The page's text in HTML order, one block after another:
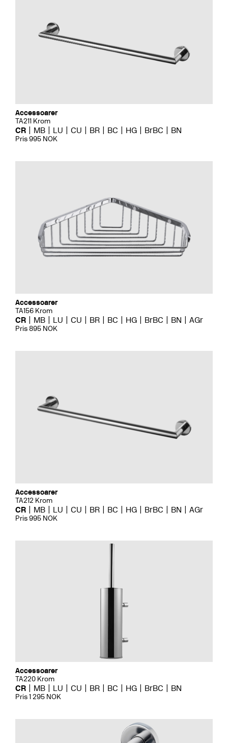
Accessoarer
TA211 Krom
CR MB LU CU BR BC HG BrBC BN
Pris 995 NOK
Accessoarer
TA156 Krom
CR MB LU CU BR BC HG BrBC BN AGr
Pris 895 NOK
Accessoarer
TA212 Krom
CR MB LU CU BR BC HG BrBC BN AGr
Pris 995 NOK
Accessoarer
TA220 Krom
CR MB LU CU BR BC HG BrBC BN
Pris 1 295 NOK